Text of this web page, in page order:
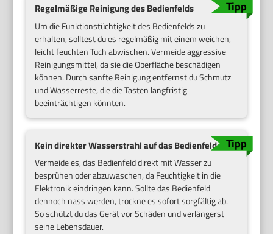
Regelmäßige Reinigung des Bedienfelds
Um die Funktionstüchtigkeit des Bedienfelds zu
erhalten, solltest du es regelmäßig mit einem weichen,
leicht feuchten Tuch abwischen. Vermeide aggressive
Reinigungsmittel, da sie die Oberfläche beschädigen
können. Durch sanfte Reinigung entfernst du Schmutz
und Wasserreste, die die Tasten langfristig
beeinträchtigen könnten.
Kein direkter Wasserstrahl auf das Bedienfeld
Vermeide es, das Bedienfeld direkt mit Wasser zu
besprühen oder abzuwaschen, da Feuchtigkeit in die
Elektronik eindringen kann. Sollte das Bedienfeld
dennoch nass werden, trockne es sofort sorgfältig ab.
So schützt du das Gerät vor Schäden und verlängerst
seine Lebensdauer.